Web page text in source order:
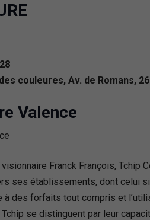
couleures, Av. de Romans,
Valence
Franck François, Tchip
ses établissements, dont celui
à des forfaits tout compris et
se distinguent par leur